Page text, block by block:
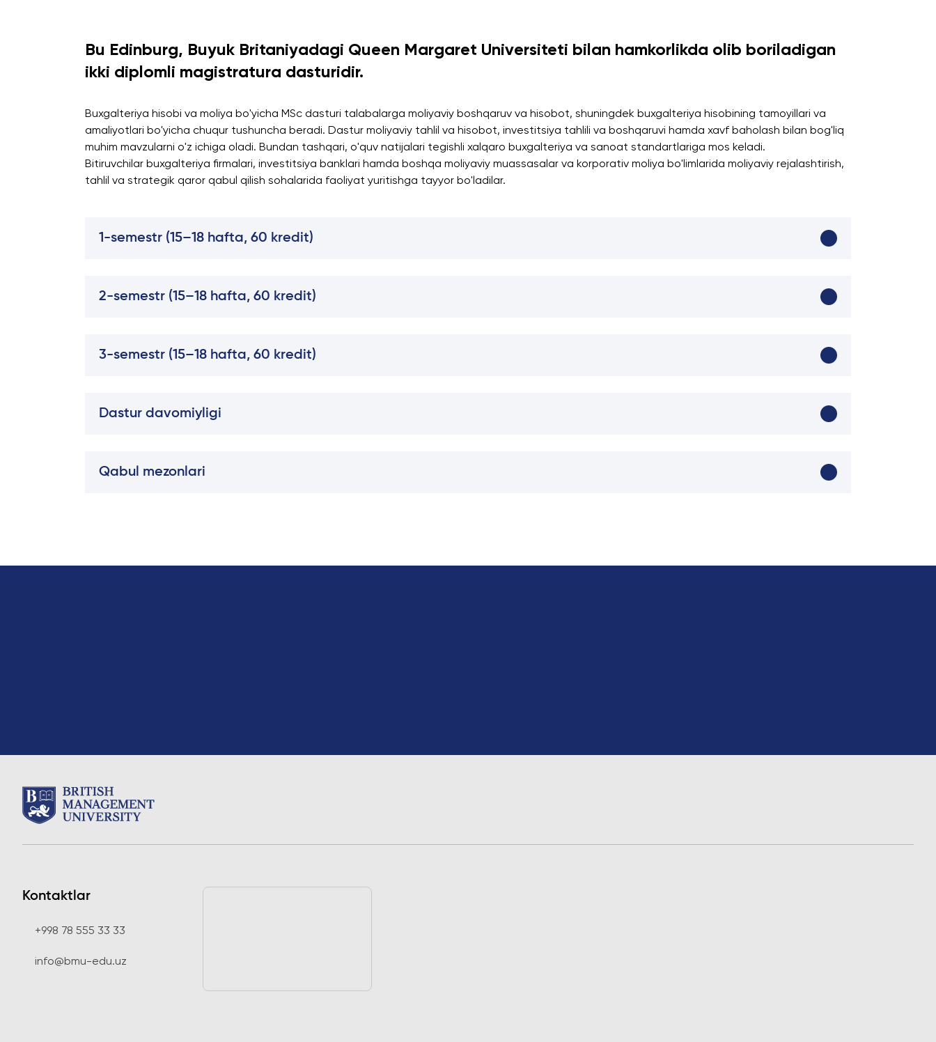
Cambridge Dream
Bu Edinburg, Buyuk Britaniyadagi Queen Margaret Universiteti bilan hamkorlikda olib boriladigan
ikki diplomli magistratura dasturidir.
Buxgalteriya hisobi va moliya bo'yicha MSc dasturi talabalarga moliyaviy boshqaruv va hisobot, shuningdek buxgalteriya hisobining tamoyillari va
amaliyotlari bo'yicha chuqur tushuncha beradi. Dastur moliyaviy tahlil va hisobot, investitsiya tahlili va boshqaruvi hamda xavf baholash bilan bog'liq
muhim mavzularni o'z ichiga oladi. Bundan tashqari, o'quv natijalari tegishli xalqaro buxgalteriya va sanoat standartlariga mos keladi.
Bitiruvchilar buxgalteriya firmalari, investitsiya banklari hamda boshqa moliyaviy muassasalar va korporativ moliya bo'limlarida moliyaviy rejalashtirish,
tahlil va strategik qaror qabul qilish sohalarida faoliyat yuritishga tayyor bo'ladilar.
1-semestr (15–18 hafta, 60 kredit)
2-semestr (15–18 hafta, 60 kredit)
3-semestr (15–18 hafta, 60 kredit)
Dastur davomiyligi
Qabul mezonlari
Kontaktlar
+998 78 555 33 33
info@bmu-edu.uz